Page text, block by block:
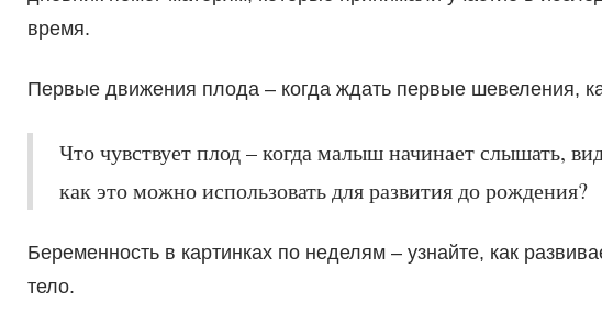
время.
Первые движения плода – когда ждать первые шевеления,
Что чувствует плод – когда малыш начинает слышать,
как это можно использовать для развития до рождения?
Беременность в картинках по неделям – узнайте, как
тело.